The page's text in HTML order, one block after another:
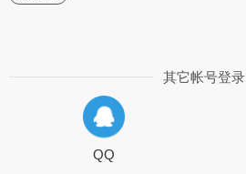
其它帐号登录
QQ